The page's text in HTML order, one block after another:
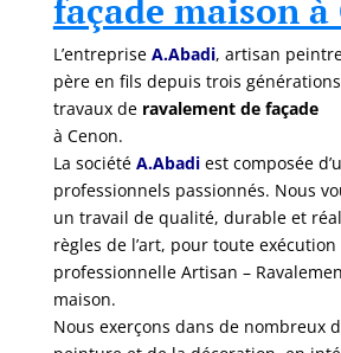
façade maison à
L’entreprise A.Abadi, artisan
père en fils depuis trois
travaux de ravalement de façade
à Cenon.
La société A.Abadiest composée
professionnels passionnés. Nous
un travail de qualité, durable et
règles de l’art, pour toute
professionnelle Artisan –
maison.
Nous exerçons dans de nombreux